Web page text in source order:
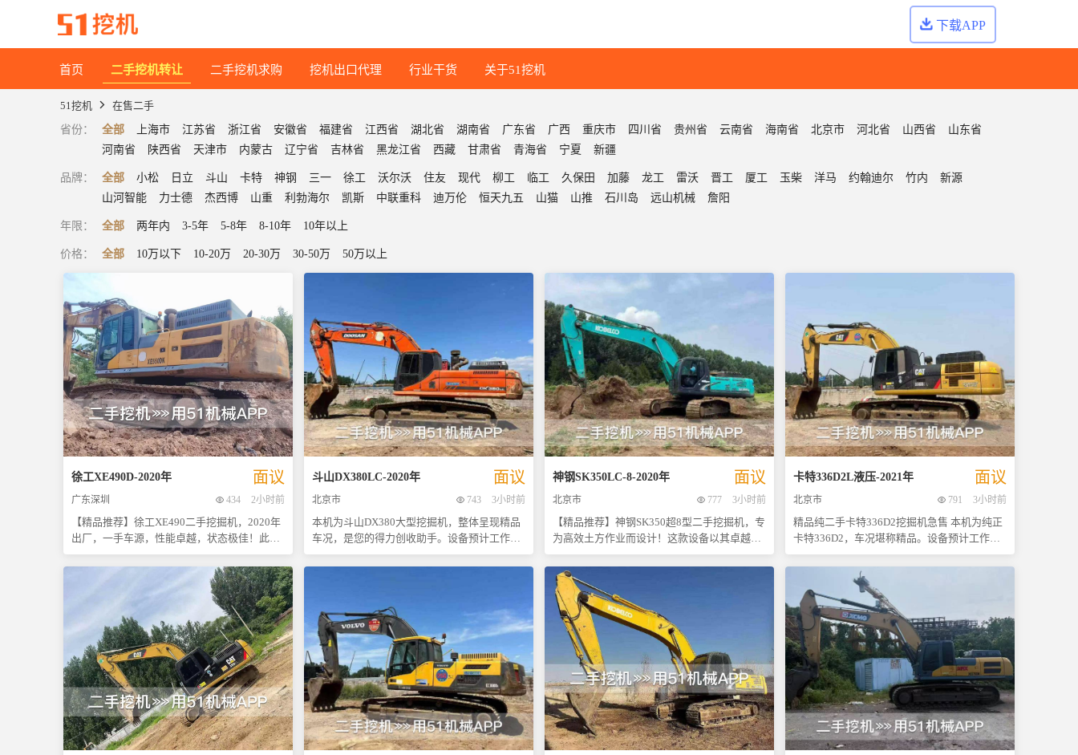
下载APP
首页 二手挖机转让 二手挖机求购 挖机出口代理 行业干货 关于51挖机
51挖机
在售二手
省份： 全部 上海市 江苏省 浙江省 安徽省 福建省 江西省 湖北省 湖南省 广东省 广西 重庆市 四川省 贵州省 云南省 海南省 北京市 河北省 山西省
山东省
河南省
陕西省 天津市 内蒙古 辽宁省 吉林省 黑龙江省 西藏 甘肃省 青海省 宁夏 新疆
品牌： 全部 小松 日立 斗山 卡特 神钢 三一 徐工 沃尔沃 住友 现代 柳工 临工 久保田 加藤 龙工 雷沃 晋工 厦工 玉柴 洋马 约翰迪尔 竹内
新源
山河智能
力士德 杰西博 山重 利勃海尔 凯斯 中联重科 迪万伦 恒天九五 山猫 山推 石川岛 远山机械 詹阳
年限 ： 全部 两年内 3-5年 5-8年 8-10年 10年以上
价格： 全部 10万以下 10-20万 20-30万 30-50万 50万以上
徐工XE490D-2020年 面议
广东深圳 434 2小时前
【精品推荐】徐工XE490二手挖掘机，2020年
出厂，一手车源，性能卓越，状态极佳！此款
设备自购入以来一直由专业团队进行维护保
养，确保了其出色的作业效率与稳定性。经过
全面检测，该挖机的各项功能均运行正常，无
论是挖掘力还是行走系统都表现出色，完全能
够满足各种复杂工况下的施工需求。 现因业主
急需资金周转，特此低价急售，原价数十万元
的优质设备现在仅需二十几万即可拥有，性价
比极高！对于有意向的朋友来说，这绝对是一
个不可多得的好机会。我们欢迎各位老板前来
实地考察试驾，亲身体验其强大实力。价格方
面诚意满满，具体数额可根据实际情况面议调
整，直到双方满意为止。机会难得，先到先
得，抓紧时间联系我们吧！ 注：所有信息真实
斗山DX380LC-2020年 面议
北京市 743 3小时前
本机为斗山DX380大型挖掘机，整体呈现精品
车况，是您的得力创收助手。设备预计工作时
间处于黄金期，性能极其稳定。动力方面，预
计搭载高性能大排量发动机，输出功率强劲，
动作连贯高效，复合操作流畅无卡顿。 本机最
大亮点在于卓越的机械素质。核心三大件状态
极佳，不仅外观漂亮，更是做到滴油不漏，动
力输出与液压响应毫无衰减。底盘系统日常保
养得当，磨损极小，呈现9成新状态，行走有
力不跑偏。 设备整体无需任何整备，买回家直
接进工地即可满负荷开工，为您省下大笔整备
添钱成本。高性价比精品车况，助您高效施
工，欢迎随时看车详谈！
神钢SK350LC-8-2020年 面议
北京市 777 3小时前
【精品推荐】神钢SK350超8型二手挖掘机，专
为高效土方作业而设计！这款设备以其卓越的
性能和可靠的稳定性，在众多施工项目中赢得
了广泛赞誉。其动作协调有力，无论是挖掘、
装载还是平整地面，都能轻松应对，确保工作
效率最大化。 本机维护得当，核心部件如发动
机、液压泵等均保持良好状态，“大件一滴油不
漏”，彰显了其出色的密封性和耐用性。特别值
得一提的是，该挖机的底盘状况极佳，几乎与
新车无异，这不仅延长了机器的使用寿命，也
大大减少了日常维护成本。 对于追求性价比同
时又注重品质保障的买家来说，这绝对是一次
不容错过的好机会。目前售价非常实惠，感兴
趣的朋友请尽快联系，好货不等人哦！ 立即行
动吧，让您的工程事业更上一层楼！联系我们
卡特336D2L液压-2021年 面议
北京市 791 3小时前
精品纯二手卡特336D2挖掘机急售 本机为纯正
卡特336D2，车况堪称精品。设备预计工作小
时数在合理区间，具体以实际表显为准。动力
强劲，可能搭载卡特C9.3型电控发动机，额定
功率约220kW，提供卓越挖掘力与优异燃油经
济性。 液压系统方面，预计配备卡特原装高性
能液压泵与液压马达，主阀响应迅速，复合动
作流畅。液压系统极佳，动作精准高效，完美
匹配各类重载工况。 设备核心优势显著：大
臂、小臂及底盘等大件状态漂亮，无开裂变
形；全车滴油不漏，管路密封性极佳，彻底免
去后期漏油维护烦恼。整车保养到位，到手直
接进工地干活，无需额外添钱整备。 本机性价
比极高，价格非常合适，是您创收的得力助
手。诚心购买请看车，好机不等人！